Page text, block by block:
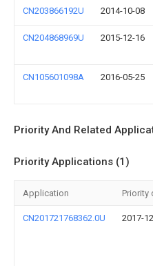
CN203866192U 2014-10-08
CN204868969U 2015-12-16
CN105601098A 2016-05-25
Priority And Related
Priority Applications (1)
Application Priority
CN201721768362.0U 2017-